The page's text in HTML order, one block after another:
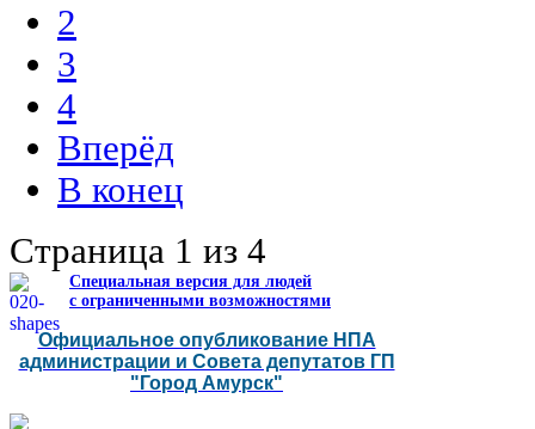
2
3
4
Вперёд
В конец
Страница 1 из 4
Специальная версия для людей
с ограниченными возможностями
Официальное опубликование НПА
администрации и Совета депутатов ГП
"Город Амурск"